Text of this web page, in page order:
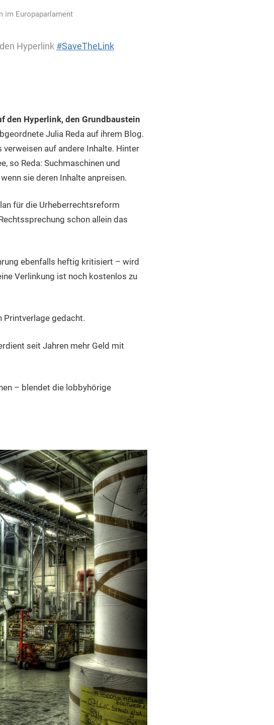
im Europaparlament
Hyperlink #SaveTheLink
den Hyperlink, den Grundbaustein
Julia Reda auf ihrem Blog.
auf andere Inhalte. Hinter
so Reda: Suchmaschinen und
sie deren Inhalte anpreisen.
für die Urheberrechtsreform
schon allein das
ebenfalls heftig kritisiert – wird
Verlinkung ist noch kostenlos zu
Printverlage gedacht.
seit Jahren mehr Geld mit
– blendet die lobbyhörige